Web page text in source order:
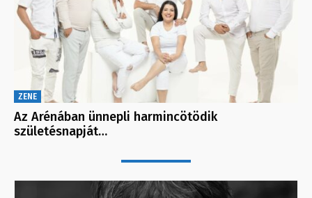
ZENE
Az Arénában ünnepli harmincötödik
születésnapját…